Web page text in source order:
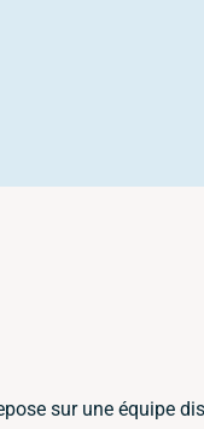
sur une équipe